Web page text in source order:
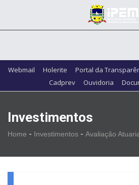
Webmail Holerite Portal da
Cadprev
Ouvidoria
Investimentos
Home - Investimentos - Avaliação